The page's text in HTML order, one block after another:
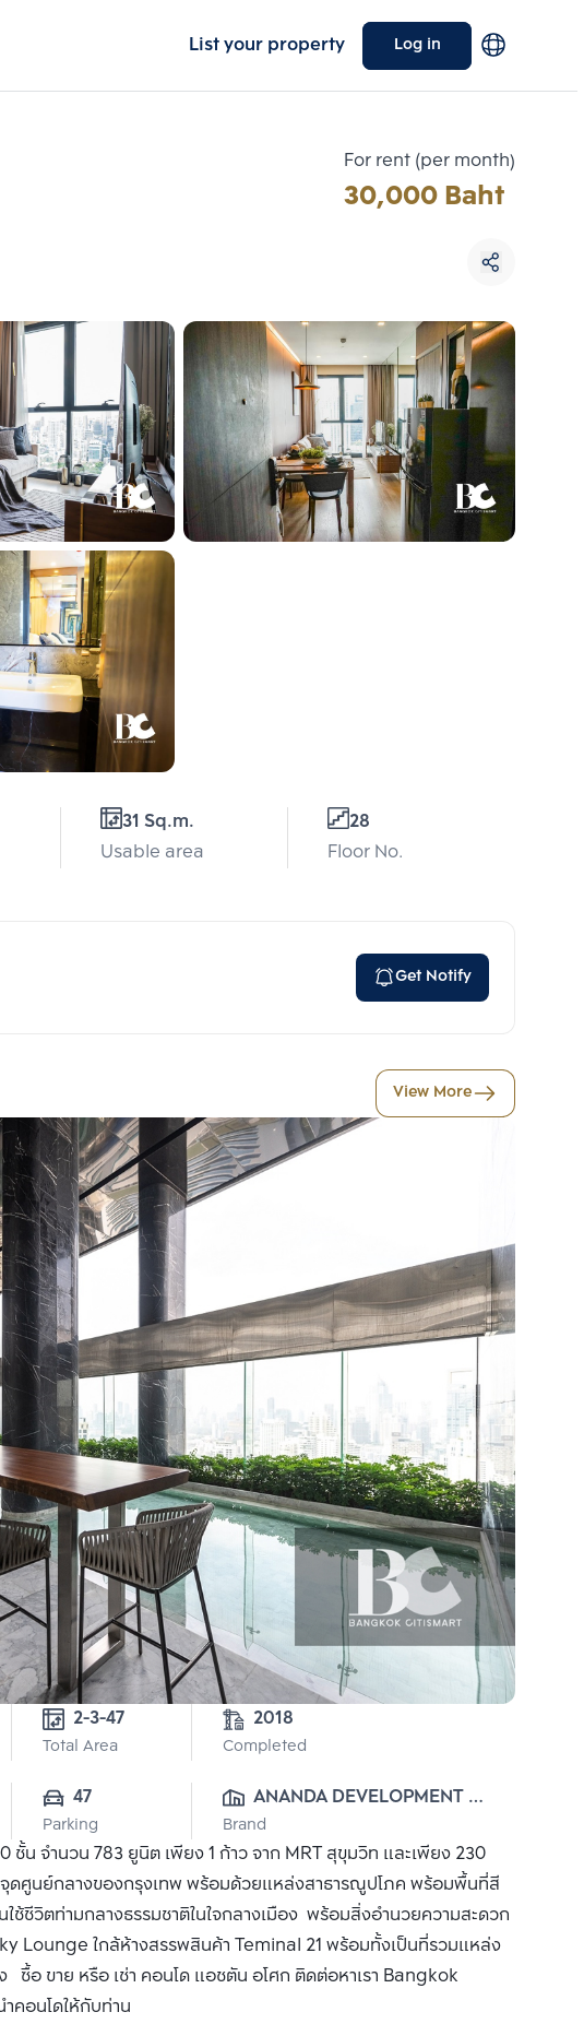
List your property Log in
For rent (per month)
30,000 Baht
31 Sq.m.
Usable area
28
Floor No.
Get Notify
View More
2-3-47
Total Area
2018
Completed
47
Parking
ANANDA DEVELOPMENT
PUBLIC CO., LTD.
Brand
น จำนวน 783 ยูนิต เพียง 1 ก้าว จาก MRT สุขุมวิท และเพียง 230
จุดศูนย์กลางของกรุงเทพ พร้อมด้วยแหล่งสาธารณูปโภค พร้อมพื้นที่สี
ใช้ชีวิตท่ามกลางธรรมชาติในใจกลางเมือง พร้อมสิ่งอำนวยความสะดวก
Lounge ใกล้ห้างสรรพสินค้า Teminal 21 พร้อมทั้งเป็นที่รวมแหล่ง
ซื้อ ขาย หรือ เช่า คอนโด แอชตัน อโศก ติดต่อหาเรา Bangkok
คอนโดให้กับท่าน
Add comparative units
Number 3
Choose comparative unit
Maximum 3 units
Compare
Clear all